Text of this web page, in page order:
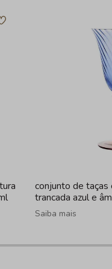
conjunto de
trancada azul e
Saiba mais